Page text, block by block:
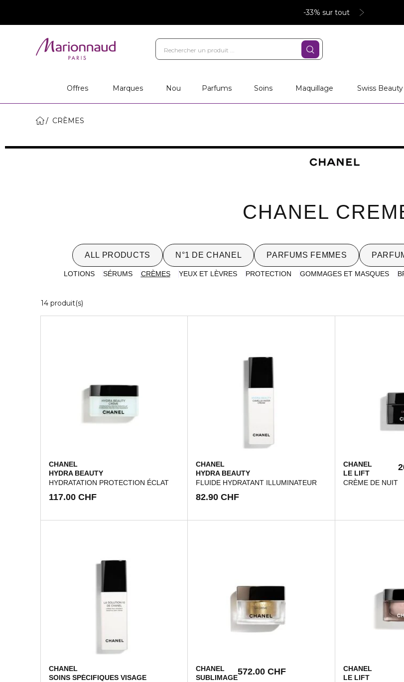
-33% sur tout
Offres Marques Nou Parfums Soins Maquillage Swiss Beauty
CRÈMES
CHANEL
ALL PRODUCTS N°1 DE CHANEL PARFUMS FEMMES
LOTIONS SÉRUMS CRÈMES YEUX ET LÈVRES PROTECTION GOMMAGES ET MASQUES
14 produit(s)
CHANEL
HYDRA BEAUTY
HYDRATATION PROTECTION ÉCLAT
117.00 CHF
CHANEL
HYDRA BEAUTY
FLUIDE HYDRATANT ILLUMINATEUR
82.90 CHF
CHANEL
LE LIFT
CRÈME DE NUIT
CHANEL
SOINS SPÉCIFIQUES VISAGE
CHANEL
SUBLIMAGE
572.00 CHF
CHANEL
LE LIFT